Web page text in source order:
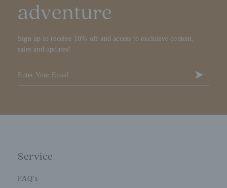
adventure
Sign up to receive 10% off and access to exclusive content,
sales and updates!
Service
FAQ's